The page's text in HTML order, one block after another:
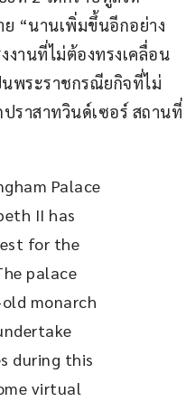
“นานเพิ่มขึ้นอีกอย่าง
านที่ไม่ต้องทรงเคลื่อน
พระราชกรณียกิจที่ไม่
ราสาทวินด์เซอร์ สถานที่
Palace
II has
for the
palace
monarch
during this
virtual